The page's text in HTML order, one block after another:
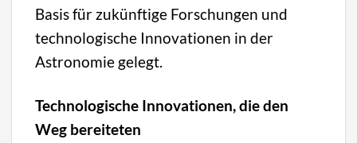
Basis für zukünftige Forschungen und
technologische Innovationen in der
Astronomie gelegt.
Technologische Innovationen, die den
Weg bereiteten